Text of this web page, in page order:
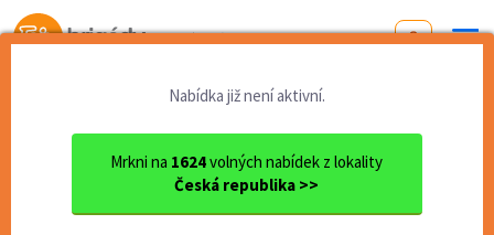
Od první brigády
Nabídka již není aktivní.
Mrkni na 1624volných nabídek z lokality
Česká republika >>
Jihomoravský kraj okres Brno
Recepční/PRko na MotoGP Brn...
Recepční/PRko na MotoGP Brno -